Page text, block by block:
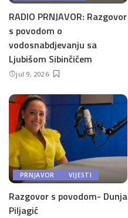
RADIO PRNJAVOR: Razgovor
s povodom o
vodosnabdjevanju sa
Ljubišom Sibinčićem
jul 9, 2026
PRNJAVOR VIJESTI
Razgovor s povodom- Dunja
Piljagić